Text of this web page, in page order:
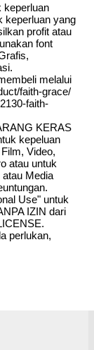
keperluan
keperluan yang
profit atau
font
melalui
faith-grace/
faith-
KERAS
kepeluan
Video,
atau untuk
Media
Use" untuk
IZIN dari
perlukan,